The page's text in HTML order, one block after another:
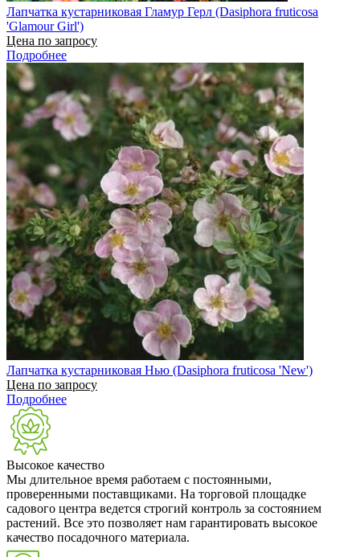
Лапчатка кустарниковая Гламур Герл (Dasiphora fruticosa
'Glamour Girl')
Цена по запросу
Подробнее
Лапчатка кустарниковая Нью (Dasiphora fruticosa 'New')
Цена по запросу
Подробнее
Высокое качество
Мы длительное время работаем с постоянными,
проверенными поставщиками. На торговой площадке
садового центра ведется строгий контроль за состоянием
растений. Все это позволяет нам гарантировать высокое
качество посадочного материала.